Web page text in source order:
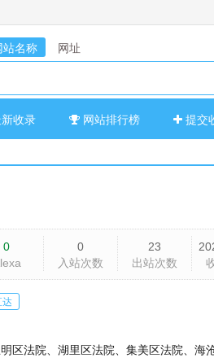
站名称
网址
收录 网站排行榜 提交
0
0
入站次数
23
出站次数
达
区法院、湖里区法院、集美区法院、海